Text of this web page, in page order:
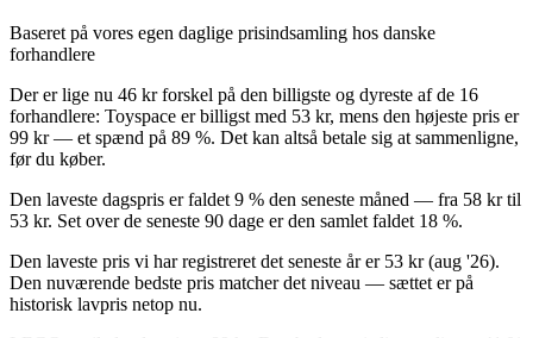
Baseret på vores egen daglige prisindsamling hos danske
forhandlere
Der er lige nu 46 kr forskel på den billigste og dyreste af de 16
forhandlere: Toyspace er billigst med 53 kr, mens den højeste pris er
99 kr — et spænd på 89 %. Det kan altså betale sig at sammenligne,
før du køber.
Den laveste dagspris er faldet 9 % den seneste måned — fra 58 kr til
53 kr. Set over de seneste 90 dage er den samlet faldet 18 %.
Den laveste pris vi har registreret det seneste år er 53 kr (aug '26).
Den nuværende bedste pris matcher det niveau — sættet er på
historisk lavpris netop nu.